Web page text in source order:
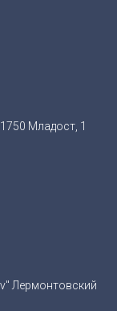
Младост, 1
Лермонтовский